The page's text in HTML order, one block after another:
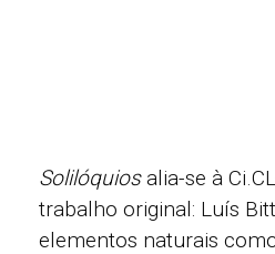
Solilóquiosalia-se à
trabalho original: Luís
elementos naturais